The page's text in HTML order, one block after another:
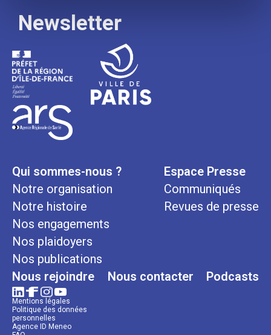
Newsletter
Qui sommes-nous ?
Notre organisation
Notre histoire
Nos engagements
Nos plaidoyers
Nos publications
Espace Presse
Communiqués
Revues de presse
Nous rejoindre Nous contacter Podcasts
Mentions légales
Politique des données
personnelles
Agence ID Meneo